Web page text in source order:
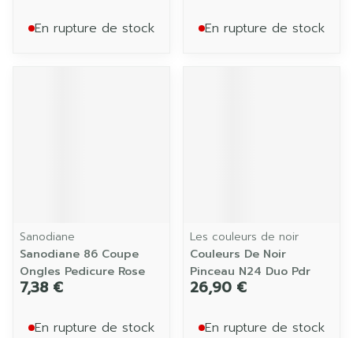
En rupture de stock En rupture de stock
Sanodiane
Sanodiane 86 Coupe
Ongles Pedicure Rose
7,38 €
En rupture de stock
Les couleurs de noir
Couleurs De Noir
Pinceau N24 Duo Pdr
26,90 €
En rupture de stock